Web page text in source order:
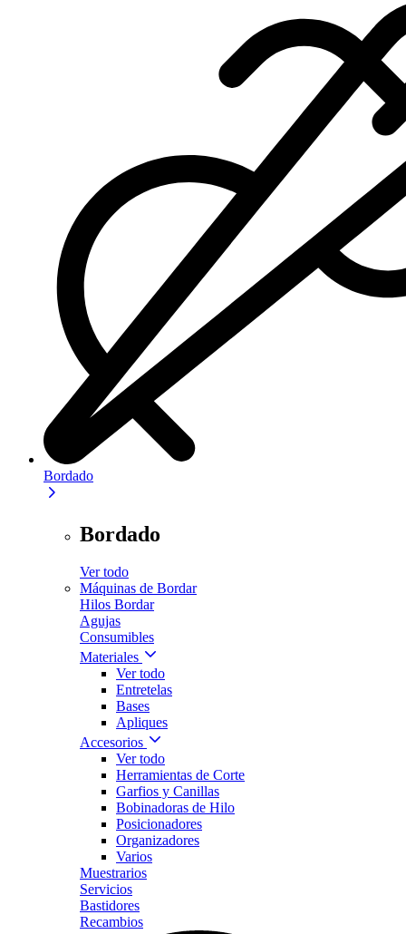
Bordado
Bordado
Ver todo
Máquinas de Bordar
Hilos Bordar
Agujas
Consumibles
Materiales
Ver todo
Entretelas
Bases
Apliques
Accesorios
Ver todo
Herramientas de Corte
Garfios y Canillas
Bobinadoras de Hilo
Posicionadores
Organizadores
Varios
Muestrarios
Servicios
Bastidores
Recambios